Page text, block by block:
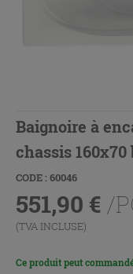
Baignoire à
chassis 160x70
CODE : 60046
551,90 € /
(TVA INCLUSE)
Ce produit peut